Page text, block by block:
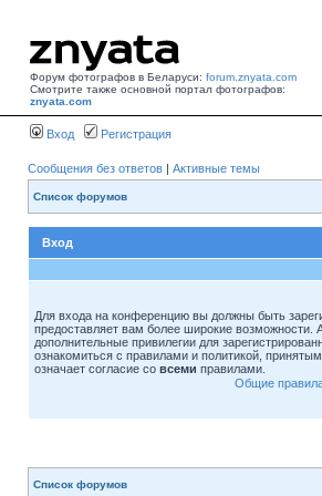
Форум фотографов в Беларуси: forum.znyata.com
Смотрите также основной портал фотографов:
znyata.com
Вход Регистрация
Сообщения без ответов | Активные темы
Список форумов
Вход
Для входа на конференцию вы должны быть
предоставляет вам более широкие
дополнительные привилегии для
ознакомиться с правилами и политикой,
означает согласие со всеми правилами.
Общие
Список форумов